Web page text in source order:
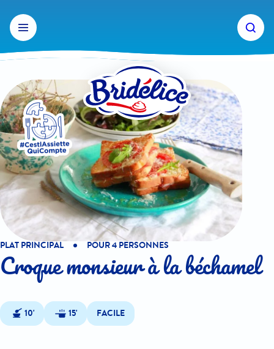
contenu
PLAT PRINCIPAL POUR 4 PERSONNES
Croque monsieur à la béchamel
10' 15' FACILE